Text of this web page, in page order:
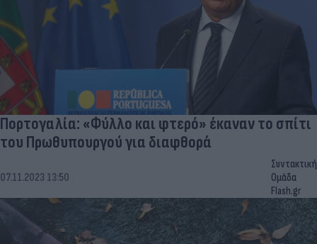
Πορτογαλία: «Φύλλο και φτερό» έκαναν το σπίτι
του Πρωθυπουργού για διαφθορά
07.11.2023 13:50
Συντακτική
Ομάδα
Flash.gr